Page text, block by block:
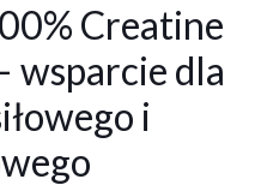
Creatine
wsparcie dla
i